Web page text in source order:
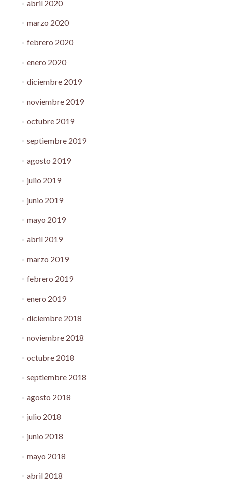
abril 2020
marzo 2020
febrero 2020
enero 2020
diciembre 2019
noviembre 2019
octubre 2019
septiembre 2019
agosto 2019
julio 2019
junio 2019
mayo 2019
abril 2019
marzo 2019
febrero 2019
enero 2019
diciembre 2018
noviembre 2018
octubre 2018
septiembre 2018
agosto 2018
julio 2018
junio 2018
mayo 2018
abril 2018